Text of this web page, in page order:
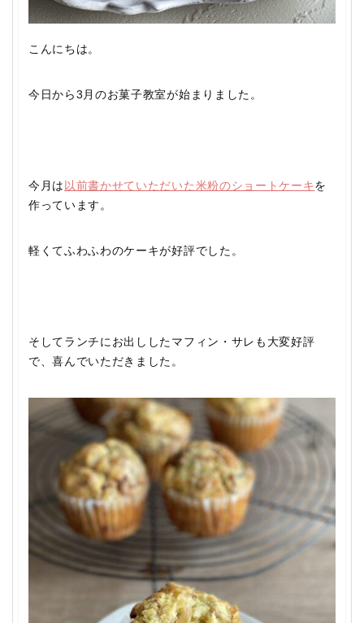
こんにちは。
今日から3月のお菓子教室が始まりました。
今月は 以前書かせていただいた米粉のショートケーキ を
作っています。
軽くてふわふわのケーキが好評でした。
そしてランチにお出ししたマフィン・サレも大変好評
で、喜んでいただきました。